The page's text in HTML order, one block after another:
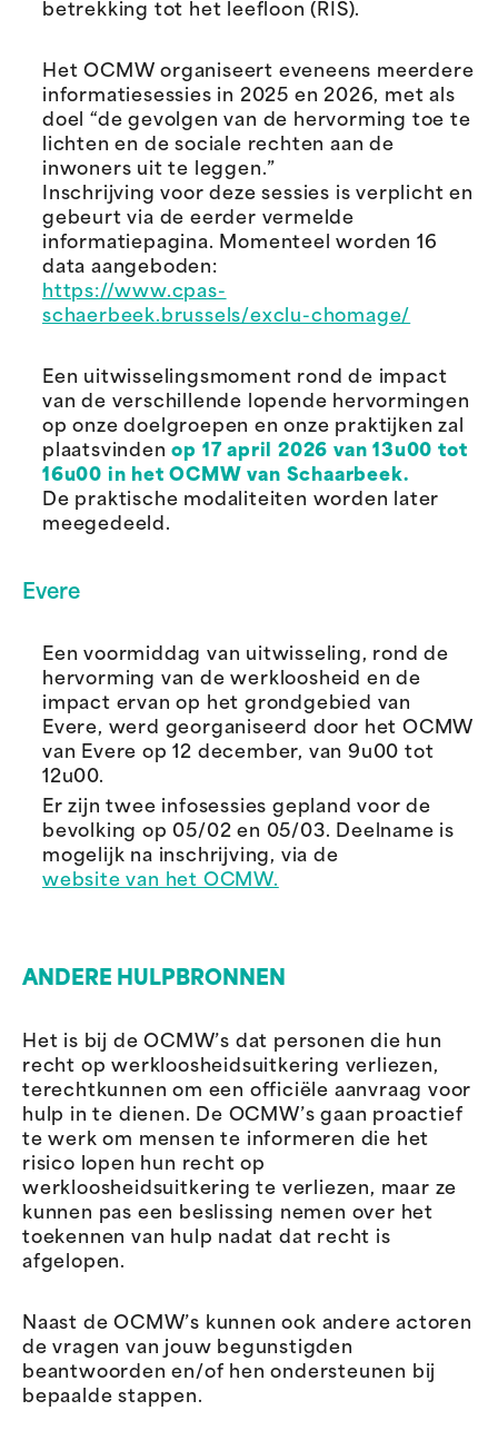
betrekking tot het leefloon (RIS).
Het OCMW organiseert eveneens meerdere
informatiesessies in 2025 en 2026, met als
doel “de gevolgen van de hervorming toe te
lichten en de sociale rechten aan de
inwoners uit te leggen.”
Inschrijving voor deze sessies is verplicht en
gebeurt via de eerder vermelde
informatiepagina. Momenteel worden 16
data aangeboden:
https://www.cpas-
schaerbeek.brussels/exclu-chomage/
Een uitwisselingsmoment rond de impact
van de verschillende lopende hervormingen
op onze doelgroepen en onze praktijken zal
plaatsvindenop 17 april 2026 van 13u00 tot
16u00 in het OCMW van Schaarbeek.
De praktische modaliteiten worden later
meegedeeld.
Evere
Een voormiddag van uitwisseling, rond de
hervorming van de werkloosheid en de
impact ervan op het grondgebied van
Evere, werd georganiseerd door het OCMW
van Evere op 12 december, van 9u00 tot
12u00.
Er zijn twee infosessies gepland voor de
bevolking op 05/02 en 05/03. Deelname is
mogelijk na inschrijving, via de
website van het OCMW.
ANDERE HULPBRONNEN
Het is bij de OCMW’s dat personen die hun
recht op werkloosheidsuitkering verliezen,
terechtkunnen om een officiële aanvraag voor
hulp in te dienen. De OCMW’s gaan proactief
te werk om mensen te informeren die het
risico lopen hun recht op
werkloosheidsuitkering te verliezen, maar ze
kunnen pas een beslissing nemen over het
toekennen van hulp nadat dat recht is
afgelopen.
Naast de OCMW’s kunnen ook andere actoren
de vragen van jouw begunstigden
beantwoorden en/of hen ondersteunen bij
bepaalde stappen.